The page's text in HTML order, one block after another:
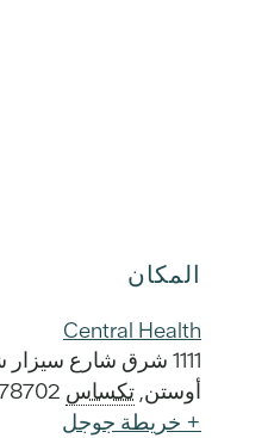
المكان
Central Health
1111 شرق شارع سيزار شافيز 1111
أوستن, تكساس
+ خريطة جوجل